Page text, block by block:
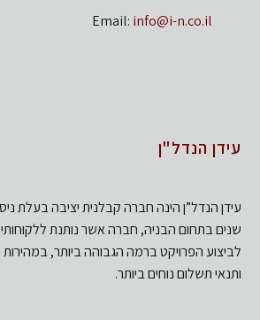
Email: info@i-n.co.il
עידן הנדל"ן
שנים בתחום הבניה, חברה אשר נותנת
לביצוע הפרויקט ברמה הגבוהה ביותר,
ותנאי תשלום נוחים ביותר.